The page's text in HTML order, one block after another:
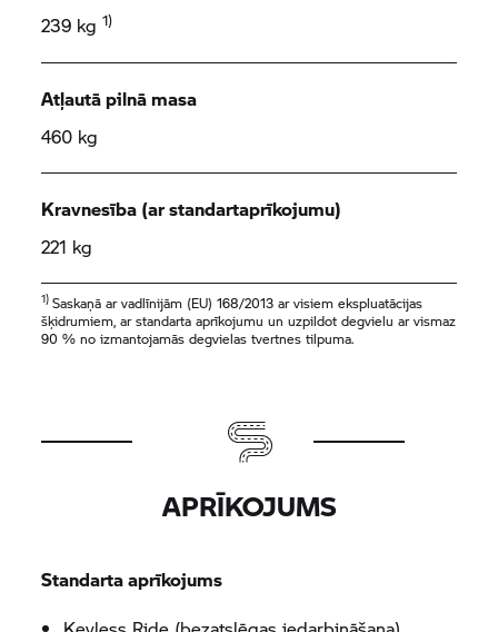
239 kg 1)
Atļautā pilnā masa
460 kg
Kravnesība (ar standartaprīkojumu)
221 kg
1)Saskaņā ar vadlīnijām (EU) 168/2013 ar visiem ekspluatācijas
šķidrumiem, ar standarta aprīkojumu un uzpildot degvielu ar vismaz
90 % no izmantojamās degvielas tvertnes tilpuma.
APRĪKOJUMS
Standarta aprīkojums